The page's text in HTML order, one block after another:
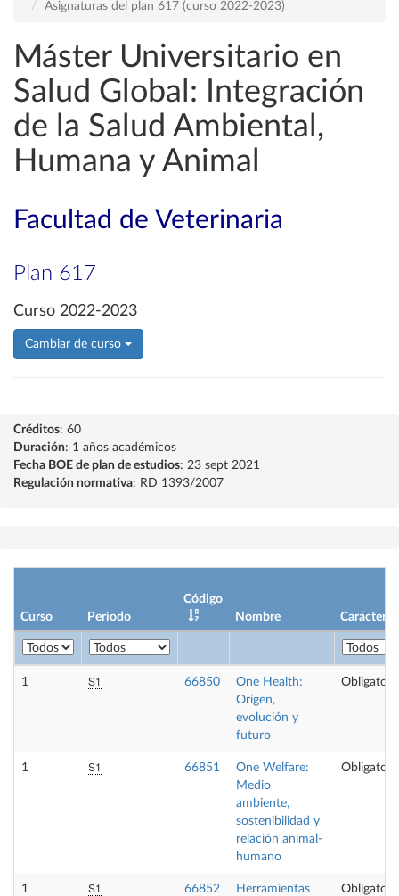
Asignaturas del plan 617 (curso 2022-2023)
Máster Universitario en
Salud Global: Integración
de la Salud Ambiental,
Humana y Animal
Facultad de Veterinaria
Plan 617
Curso 2022-2023
Cambiar de curso
Créditos: 60
Duración: 1 años académicos
Fecha BOE de plan de estudios: 23 sept 2021
Regulación normativa: RD 1393/2007
Curso Periodo
Código
Nombre
Carácter
1 S1 66850
One Health:
Origen,
evolución y
futuro
1 S1 66851
One Welfare:
Medio
ambiente,
sostenibilidad y
relación animal-
humano
1 S1 66852
Herramientas